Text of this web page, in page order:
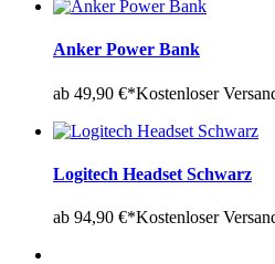
Anker Power Bank
ab 49,90 €*Kostenloser
Logitech Headset Schwarz
ab 94,90 €*Kostenloser